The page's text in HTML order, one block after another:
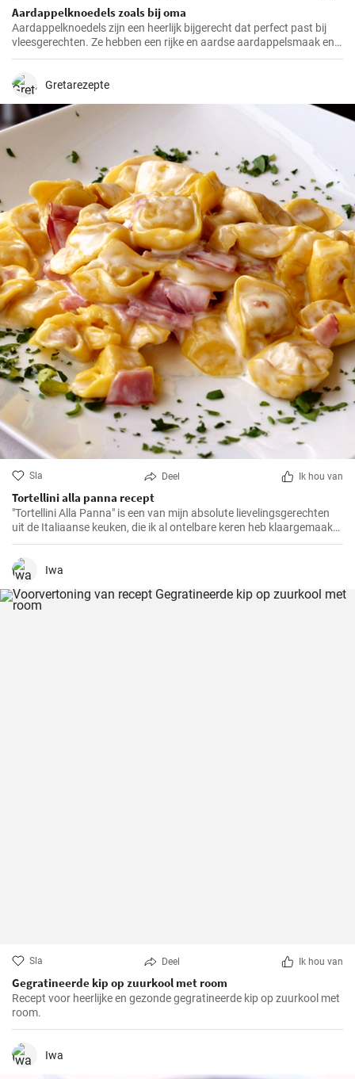
Aardappelknoedels zoals bij oma
Aardappelknoedels zijn een heerlijk bijgerecht dat perfect past bij
vleesgerechten. Ze hebben een rijke en aardse aardappelsmaak en
zijn heerlijk luchtig. Deze knoedels zijn een traditioneel gerecht dat in
Gretarezepte
Sla Deel Ik hou van
Tortellini alla panna recept
"Tortellini Alla Panna" is een van mijn absolute lievelingsgerechten
uit de Italiaanse keuken, die ik al ontelbare keren heb klaargemaakt
voor familie en vrienden. Deze romige pasta met de smaak van
prosciutto en parmezaan zal gegarandeerd in de smaak vallen bij
elk gehemelte. Ik kan de combinatie van zachte tortellini,
dan 30 minuten maken, een echte traktatie voor pastaliefhebbers!
Iwa
Sla Deel Ik hou van
Gegratineerde kip op zuurkool met room
Recept voor heerlijke en gezonde gegratineerde kip op zuurkool met
room.
Iwa